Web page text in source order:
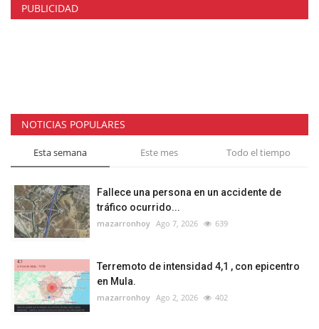
PUBLICIDAD
NOTICIAS POPULARES
Esta semana Este mes Todo el tiempo
Fallece una persona en un accidente de
tráfico ocurrido...
mazarronhoy Ago 7, 2026 639
Terremoto de intensidad 4,1 , con epicentro
en Mula.
mazarronhoy Ago 2, 2026 402